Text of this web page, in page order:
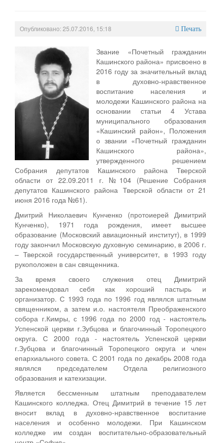
Оценка регулирующего воздействия
Деятельность МУ
Нормативы градостроительного проектирования
Правила землепользования и застройки
Генеральные планы
Проекты планировки территории
Собрание депутатов
Городское поселение
Сельские поселения
Опубликовано: 25.07.2016, 15:18 Печать
Звание «Почетный гражданин
Кашинского района» присвоено в
2016 году за значительный вклад
в духовно-нравственное
воспитание населения и
молодежи Кашинского района на
основании статьи 4 Устава
муниципального образования
«Кашинский район», Положения
о звании «Почетный гражданин
Кашинского района»,
утвержденного решением
Собрания депутатов Кашинского района Тверской
области от 22.09.2011 г. №104 (Решение Собрания
депутатов Кашинского района Тверской области от 21
июня 2016 года №61).
Дмитрий Николаевич Кунченко (протоиерей Димитрий
Кунченко), 1971 года рождения, имеет высшее
образование (Московский авиационный институт), в 1999
году закончил Московскую духовную семинарию, в 2006 г.
– Тверской государственный университет, в 1993 году
рукоположен в сан священника.
За время своего служения отец Димитрий
зарекомендовал себя как хороший пастырь и
организатор. С 1993 года по 1996 год являлся штатным
священником, а затем и.о. настоятеля Преображенского
собора г.Кимры, с 1996 года по 2000 год - настоятель
Успенской церкви г.Зубцова и благочинный Торопецкого
округа. С 2000 года - настоятель Успенской церкви
г.Зубцова и благочинный Торопецкого округа и член
епархиального совета. С 2001 года по декабрь 2008 года
являлся председателем Отдела религиозного
образования и катехизации.
Является бессменным штатным преподавателем
Кашинского колледжа. Отец Димитрий в течение 15 лет
вносит вклад в духовно-нравственное воспитание
населения и особенно молодежи. При Кашинском
колледже им создан воспитательно-образовательный